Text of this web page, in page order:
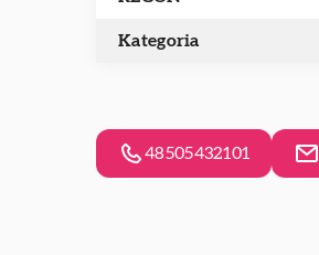
Kategoria
48505432101